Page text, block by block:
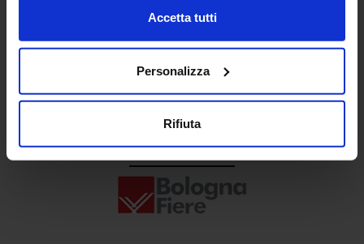
Accetta tutti
Personalizza
Rifiuta
Progetto e direzione